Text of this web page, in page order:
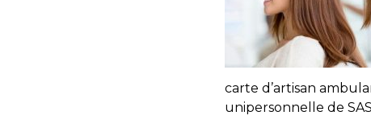
carte d’artisan
unipersonnelle de